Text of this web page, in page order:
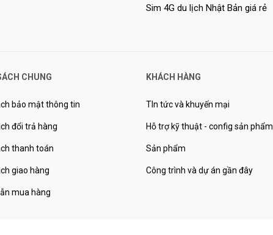
Sim 4G du lịch Nhật Bản giá rẻ
CHUNG
bảo mật thông tin
đổi trả hàng
thanh toán
giao hàng
mua hàng
KHÁCH HÀNG
TIn tức và khuyến mại
Hỗ trợ kỹ thuật - config sản phẩm
Sản phẩm
Công trình và dự án gần đây